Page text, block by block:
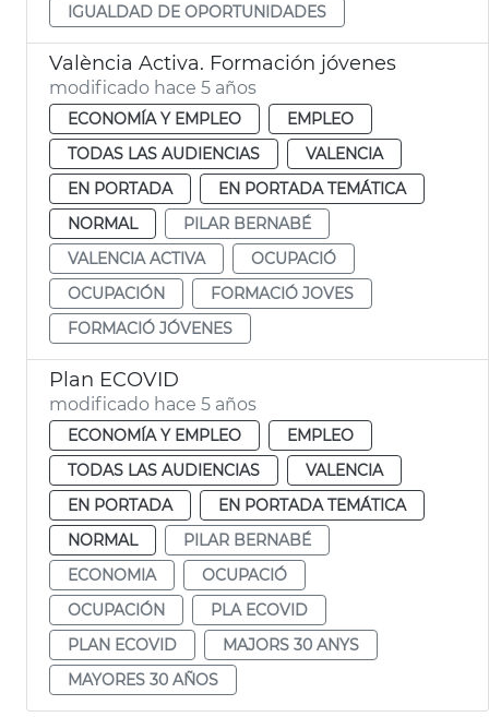
IGUALDAD DE OPORTUNIDADES
València Activa. Formación jóvenes
modificado hace 5 años
ECONOMÍA Y EMPLEO
EMPLEO
TODAS LAS AUDIENCIAS
VALENCIA
EN PORTADA
EN PORTADA TEMÁTICA
NORMAL
PILAR BERNABÉ
VALENCIA ACTIVA
OCUPACIÓ
OCUPACIÓN
FORMACIÓ JOVES
FORMACIÓ JÓVENES
Plan ECOVID
modificado hace 5 años
ECONOMÍA Y EMPLEO
EMPLEO
TODAS LAS AUDIENCIAS
VALENCIA
EN PORTADA
EN PORTADA TEMÁTICA
NORMAL
PILAR BERNABÉ
ECONOMIA
OCUPACIÓ
OCUPACIÓN
PLA ECOVID
PLAN ECOVID
MAJORS 30 ANYS
MAYORES 30 AÑOS